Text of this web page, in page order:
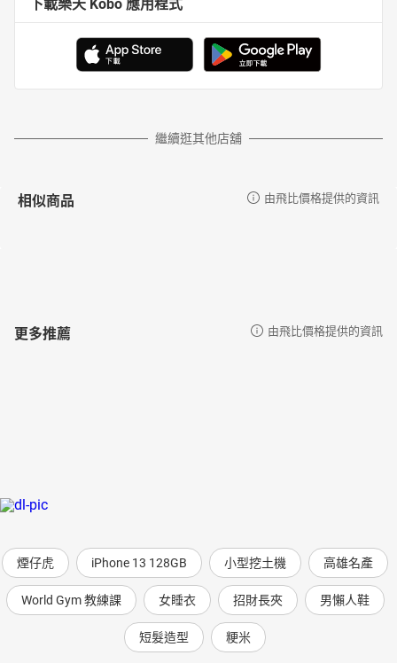
下載樂天 Kobo 應用程式
繼續逛其他店舖
相似商品 由飛比價格提供的資訊
更多推薦 由飛比價格提供的資訊
煙仔虎 iPhone 13 128GB 小型挖土機 高雄名產
World Gym 教練課 女睡衣 招財長夾 男懶人鞋
短髮造型 粳米